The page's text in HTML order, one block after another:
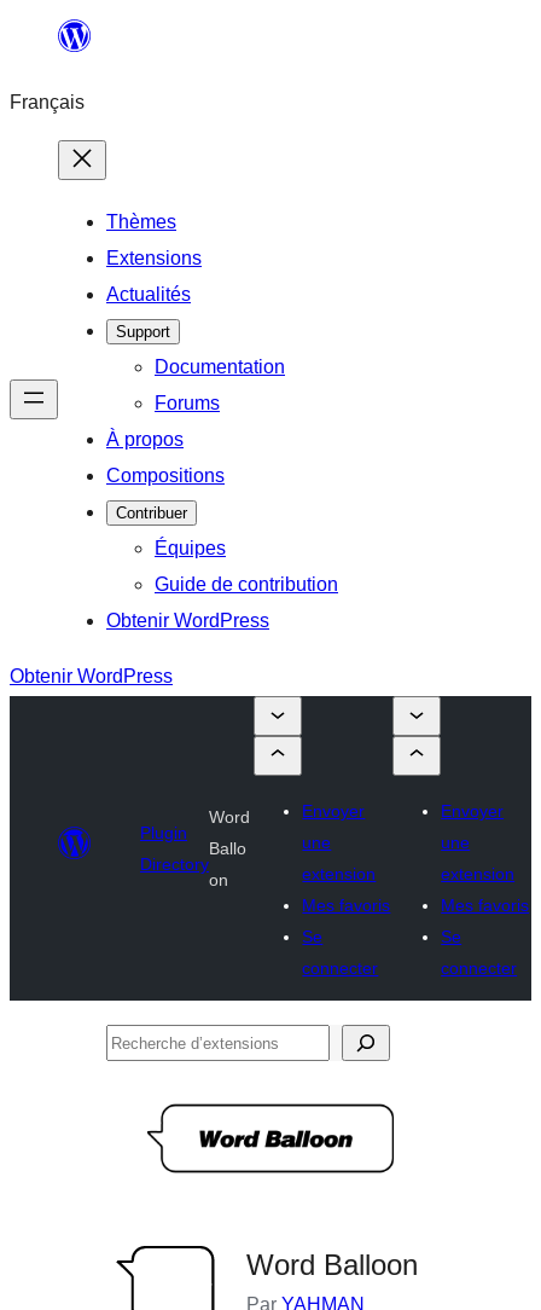
contenu
Français
Thèmes
Extensions
Actualités
Support
Documentation
Forums
À propos
Compositions
Contribuer
Équipes
Guide de contribution
Obtenir WordPress
Obtenir WordPress
Plugin
Directory
Word
Ballo
on
Envoyer
une
extension
Mes favoris
Se
connecter
Envoyer
une
extension
Mes favoris
Se
connecter
Recherche
Word Balloon
Par YAHMAN